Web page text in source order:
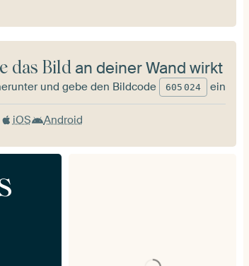
das Bildan deiner Wand wirkt
und gebe den Bildcode 605 024 ein
iOS Android